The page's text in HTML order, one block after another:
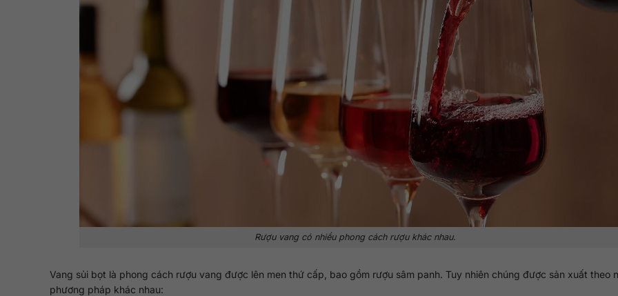
Rượu vang có nhiều phong cách rượu khác nhau.
Vang sủi bọt là phong cách rượu vang được lên men thứ cấp, bao gồm rượu sâm panh. Tuy nhiên chúng được sản xuất theo
phương pháp khác nhau: